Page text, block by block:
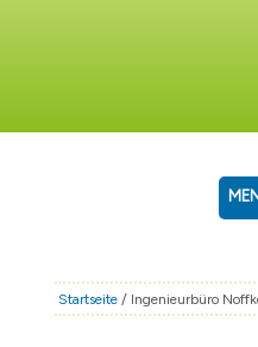
Startseite / Ingenieurbüro